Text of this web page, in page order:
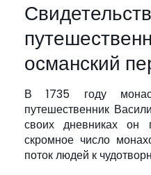
османский
В 1735 году
путешественник
своих дневниках он
скромное число
поток людей к